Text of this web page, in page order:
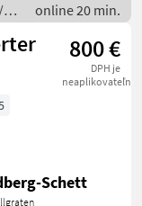
online 20 min.
800 €
DPH je
neaplikovateľné
Schett